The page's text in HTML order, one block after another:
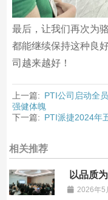
最后，让我们再次为
都能继续保持这种良
司越来越好！
上一篇: PTI公司启动全
强健体魄
下一篇: PTI派捷2024年
相关推荐
以品质
捷六期品
2026年5